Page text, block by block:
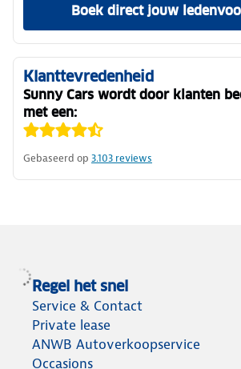
Boek direct jouw
Klanttevredenheid
Sunny Cars wordt door klanten
met een:
Gebaseerd op 3.103 reviews
Regel het snel
Service & Contact
Private lease
ANWB Autoverkoopservice
Occasions